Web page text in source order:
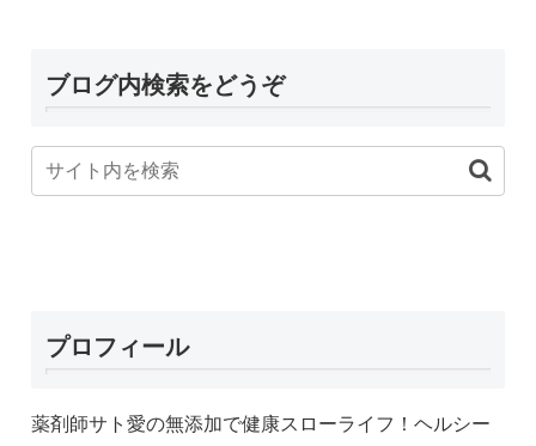
ブログ内検索をどうぞ
プロフィール
薬剤師サト愛の無添加で健康スローライフ！ヘルシー